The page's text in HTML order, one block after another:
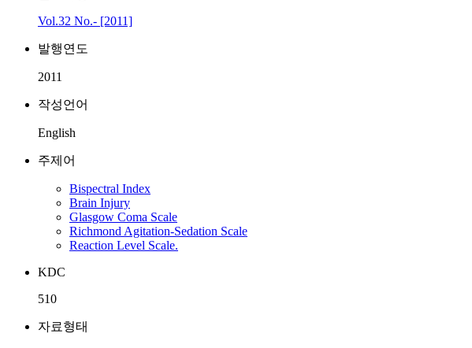
Vol.32 No.- [2011]
발행연도
2011
작성언어
English
주제어
Bispectral Index
Brain Injury
Glasgow Coma Scale
Richmond Agitation-Sedation Scale
Reaction Level Scale.
KDC
510
자료형태